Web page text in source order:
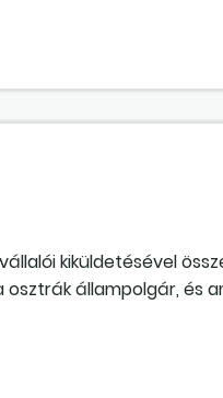
kiküldetésével
állampolgár, és